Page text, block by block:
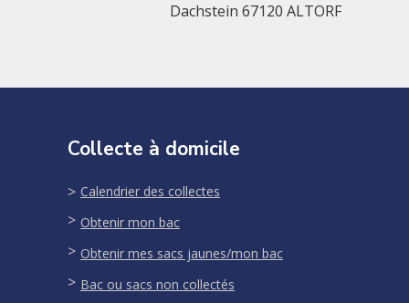
Dachstein 67120 ALTORF
Collecte à domicile
Calendrier des collectes
Obtenir mon bac
Obtenir mes sacs jaunes/mon bac
Bac ou sacs non collectés